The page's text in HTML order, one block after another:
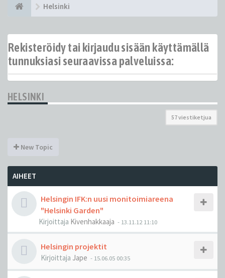
Helsinki
Rekisteröidy tai kirjaudu sisään käyttämällä
tunnuksiasi seuraavissa palveluissa:
HELSINKI
57 viestiketjua
New Topic
AIHEET
Helsingin IFK:n uusi monitoimiareena
"Helsinki Garden"
Kirjoittaja Kivenhakkaaja - 13.11.12 11:10
Helsingin projektit
Kirjoittaja Jape - 15.06.05 00:35